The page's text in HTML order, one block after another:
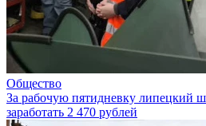
Общество
За рабочую пятидневку липецкий
заработать 2 470 рублей